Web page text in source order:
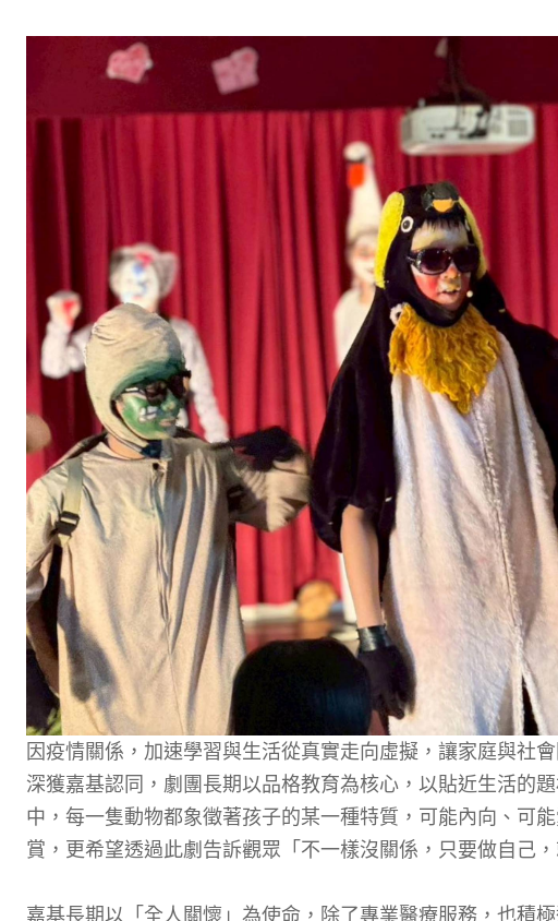
因疫情關係，加速學習與生活從真實走向虛擬，讓家庭與社
深獲嘉基認同，劇團長期以品格教育為核心，以貼近生活的
中，每一隻動物都象徵著孩子的某一種特質，可能內向、可
賞，更希望透過此劇告訴觀眾「不一樣沒關係，只要做自己，
嘉基長期以「全人關懷」為使命，除了專業醫療服務，也積